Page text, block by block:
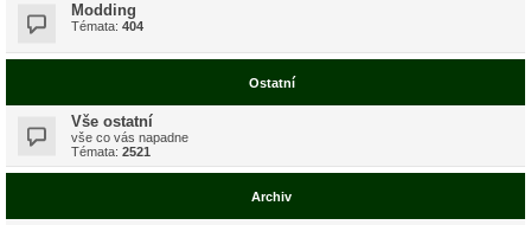
Modding
Témata: 404
Ostatní
Vše ostatní
vše co vás napadne
Témata: 2521
Archiv